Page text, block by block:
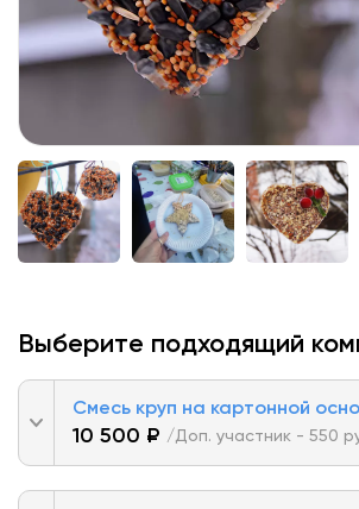
Выберите подходящий
Смесь круп на картонной
10 500 ₽ /Доп. участник - 550